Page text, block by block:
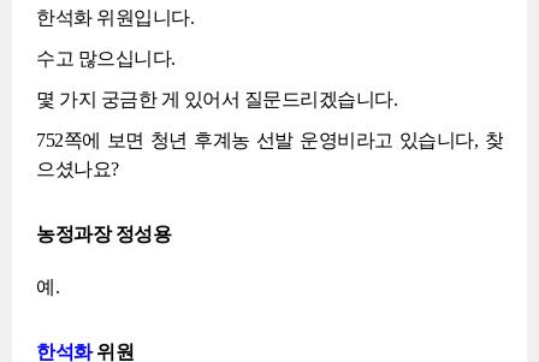
한석화 위원입니다.
수고 많으십니다.
몇 가지 궁금한 게 있어서 질문드리겠습니다.
752쪽에 보면 청년 후계농 선발 운영비라고 있습니다, 찾
으셨나요?
농정과장 정성용
예.
한석화위원